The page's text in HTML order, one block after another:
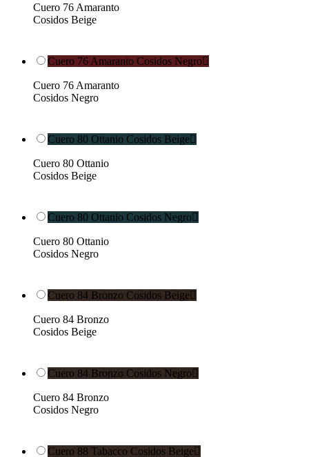
Cuero 76 Amaranto
Cosidos Beige
Cuero 76 Amaranto Cosidos Negro
Cuero 76 Amaranto
Cosidos Negro
Cuero 80 Ottanio Cosidos Beige
Cuero 80 Ottanio
Cosidos Beige
Cuero 80 Ottanio Cosidos Negro
Cuero 80 Ottanio
Cosidos Negro
Cuero 84 Bronzo Cosidos Beige
Cuero 84 Bronzo
Cosidos Beige
Cuero 84 Bronzo Cosidos Negro
Cuero 84 Bronzo
Cosidos Negro
Cuero 88 Tabacco Cosidos Beige